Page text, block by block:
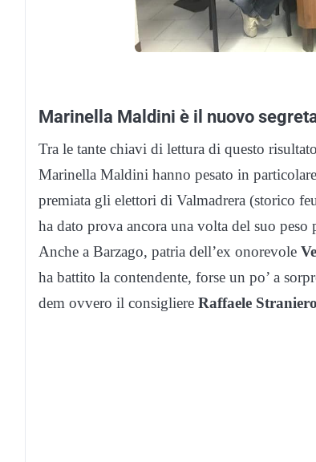
Marinella Maldini è il nuovo
Tra le tante chiavi di lettura di questo
Marinella Maldini hanno pesato in
premiata gli elettori di Valmadrera (storico
ha dato prova ancora una volta del suo
Anche a Barzago, patria dell’ex onorevole
ha battito la contendente, forse un po’ a
dem ovvero il consigliere Raffaele Straniero